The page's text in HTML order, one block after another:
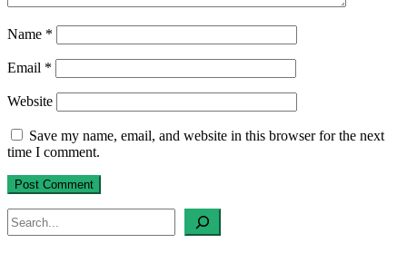
Name *
Email *
Website
Save my name, email, and website in this browser for the next
time I comment.
Search